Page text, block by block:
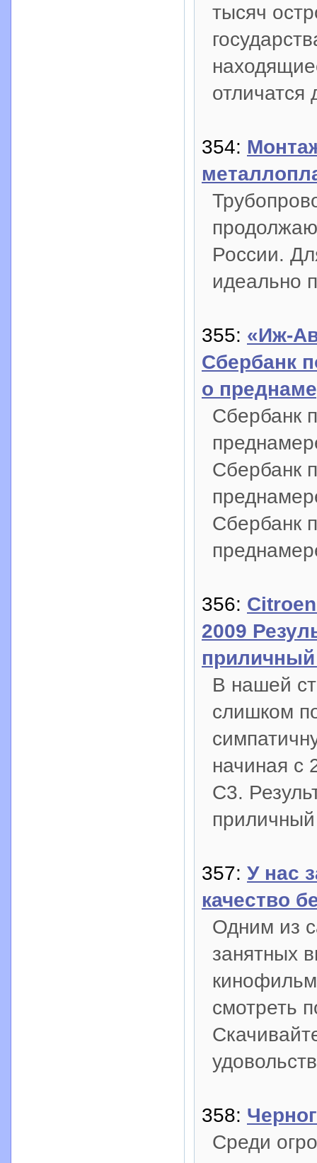
тысяч
отличатся
354:
России.
идеально
355: «Иж-
Сбербанк
о
Сбербанк
Сбербанк
Сбербанк
356:
2009
В нашей
слишком
начиная с
С3.
357: У нас
качество
Одним из
занятных
смотреть
358:
Среди